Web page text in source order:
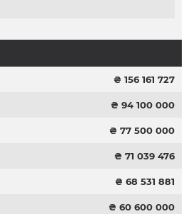
₴ 156 161 727
₴ 94 100 000
₴ 77 500 000
₴ 71 039 476
₴ 68 531 881
₴ 60 600 000